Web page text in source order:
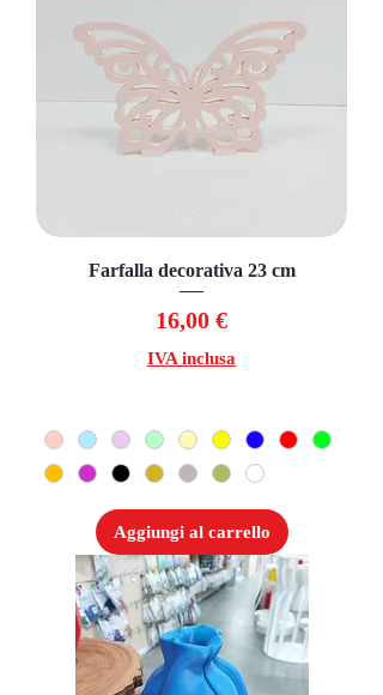
Farfalla decorativa 23 cm
Prezzo
16,00 €
IVA inclusa
Aggiungi al carrello